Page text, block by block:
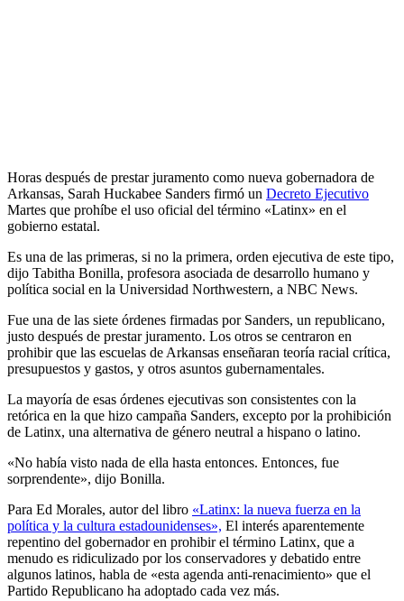
Horas después de prestar juramento como nueva gobernadora de
Arkansas, Sarah Huckabee Sanders firmó un Decreto Ejecutivo
Martes que prohíbe el uso oficial del término «Latinx» en el
gobierno estatal.
Es una de las primeras, si no la primera, orden ejecutiva de este tipo,
dijo Tabitha Bonilla, profesora asociada de desarrollo humano y
política social en la Universidad Northwestern, a NBC News.
Fue una de las siete órdenes firmadas por Sanders, un republicano,
justo después de prestar juramento. Los otros se centraron en
prohibir que las escuelas de Arkansas enseñaran teoría racial crítica,
presupuestos y gastos, y otros asuntos gubernamentales.
La mayoría de esas órdenes ejecutivas son consistentes con la
retórica en la que hizo campaña Sanders, excepto por la prohibición
de Latinx, una alternativa de género neutral a hispano o latino.
«No había visto nada de ella hasta entonces. Entonces, fue
sorprendente», dijo Bonilla.
Para Ed Morales, autor del libro «Latinx: la nueva fuerza en la
política y la cultura estadounidenses», El interés aparentemente
repentino del gobernador en prohibir el término Latinx, que a
menudo es ridiculizado por los conservadores y debatido entre
algunos latinos, habla de «esta agenda anti-renacimiento» que el
Partido Republicano ha adoptado cada vez más.